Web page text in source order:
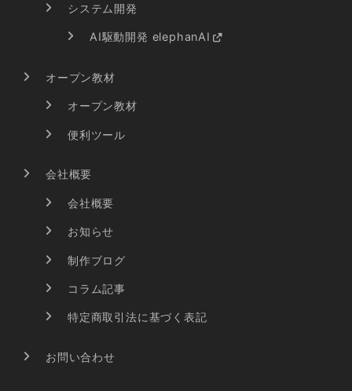
システム開発
AI駆動開発 elephanAI
オープン教材
オープン教材
便利ツール
会社概要
会社概要
お知らせ
制作ブログ
コラム記事
特定商取引法に基づく表記
お問い合わせ